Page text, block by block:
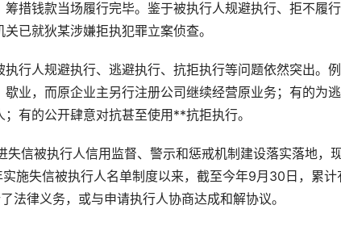
钱款当场履行完毕。鉴于被执行人规避执行、拒不履
已就狄某涉嫌拒执犯罪立案侦查。
人规避执行、逃避执行、抗拒执行等问题依然突出。例
业，而原企业主另行注册公司继续经营原业务；有的为
有的公开肆意对抗甚至使用**抗拒执行。
被执行人信用监督、警示和惩戒机制建设落实落地，
施失信被执行人名单制度以来，截至今年9月30日，累计
法律义务，或与申请执行人协商达成和解协议。